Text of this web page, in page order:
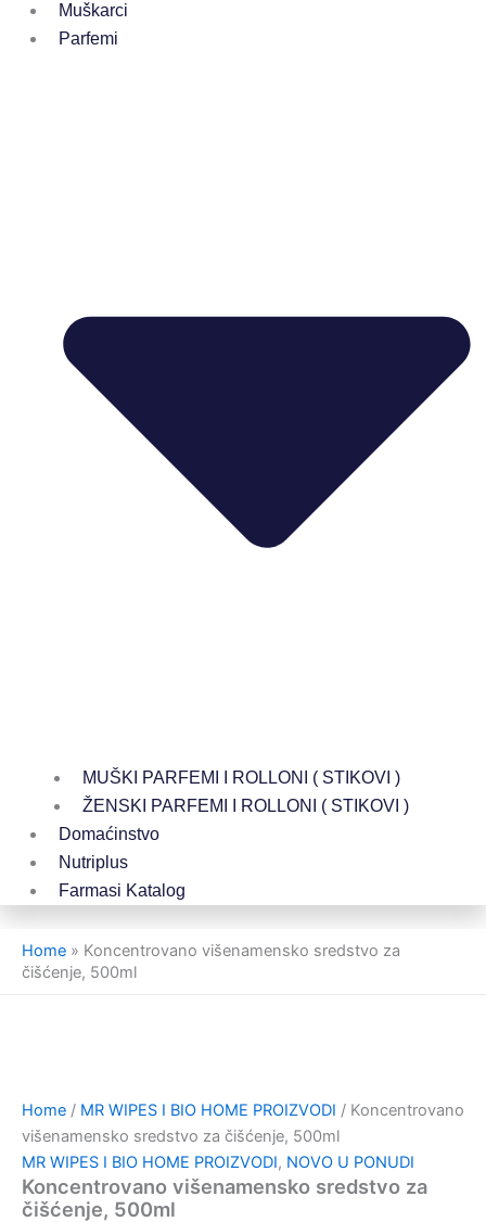
Muškarci
Parfemi
MUŠKI PARFEMI I ROLLONI ( STIKOVI )
ŽENSKI PARFEMI I ROLLONI ( STIKOVI )
Domaćinstvo
Nutriplus
Farmasi Katalog
Home » Koncentrovano višenamensko sredstvo za
čišćenje, 500ml
Home / MR WIPES I BIO HOME PROIZVODI / Koncentrovano
višenamensko sredstvo za čišćenje, 500ml
MR WIPES I BIO HOME PROIZVODI, NOVO U PONUDI
Koncentrovano višenamensko sredstvo za
čišćenje, 500ml